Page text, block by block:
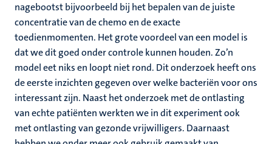
nagebootst bijvoorbeeld bij het bepalen van de juiste
concentratie van de chemo en de exacte
toedienmomenten. Het grote voordeel van een model is
dat we dit goed onder controle kunnen houden. Zo’n
model eet niks en loopt niet rond. Dit onderzoek heeft ons
de eerste inzichten gegeven over welke bacteriën voor ons
interessant zijn. Naast het onderzoek met de ontlasting
van echte patiënten werkten we in dit experiment ook
met ontlasting van gezonde vrijwilligers. Daarnaast